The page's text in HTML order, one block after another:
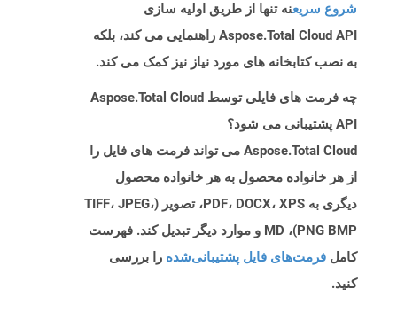
شروع سریعنه تنها از طریق اولیه سازی
Aspose.Total Cloud API راهنمایی می کند، بلکه
به نصب کتابخانه های مورد نیاز نیز کمک می کند.
چه فرمت های فایلی توسط Aspose.Total Cloud
API پشتیبانی می شود؟
Aspose.Total Cloud می تواند فرمت های فایل را
از هر خانواده محصول به هر خانواده محصول
دیگری به PDF، DOCX، XPS، تصویر (TIFF، JPEG،
PNG BMP)، MD و موارد دیگر تبدیل کند. فهرست
کامل فرمت‌های فایل پشتیبانی‌شده را بررسی
کنید.